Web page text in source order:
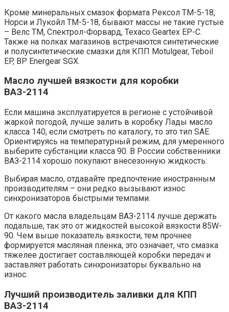
Кроме минеральных смазок формата Рексол ТМ-5-18,
Норси и Лукойл ТМ-5-18, бывают массы не такие густые
– Велс ТМ, Спектрол-Форвард, Техасо Geartex EP-C.
Также на полках магазинов встречаются синтетические
и полусинтетические смазки для КПП Motulgear, Teboil
EP, BP Energear SGX.
Масло лучшей вязкости для коробки
ВАЗ-2114
Если машина эксплуатируется в регионе с устойчивой
жаркой погодой, лучше залить в коробку Лады масло
класса 140, если смотреть по каталогу, то это тип SAE.
Ориентируясь на температурный режим, для умеренного
выберите субстанции класса 90. В России собственники
ВАЗ-2114 хорошо покупают внесезонную жидкость:
Выбирая масло, отдавайте предпочтение иностранным
производителям – они редко вызывают износ
синхронизаторов быстрыми темпами.
От какого масла владельцам ВАЗ-2114 лучше держать
подальше, так это от жидкостей высокой вязкости 85W-
90. Чем выше показатель вязкости, тем прочнее
формируется масляная пленка, это означает, что смазка
тяжелее достигает составляющей коробки передач и
заставляет работать синхронизаторы буквально на
износ.
Лучший производитель заливки для КПП
ВАЗ-2114